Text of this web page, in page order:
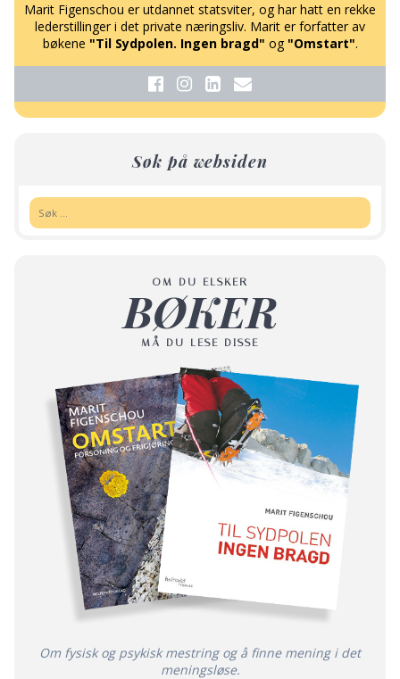
Marit Figenschou er utdannet statsviter, og har hatt en rekke
lederstillinger i det private næringsliv. Marit er forfatter av
bøkene "Til Sydpolen. Ingen bragd" og "Omstart".
Søk på websiden
OM DU ELSKER
BØKER
MÅ DU LESE DISSE
Om fysisk og psykisk mestring og å finne mening i det
meningsløse.